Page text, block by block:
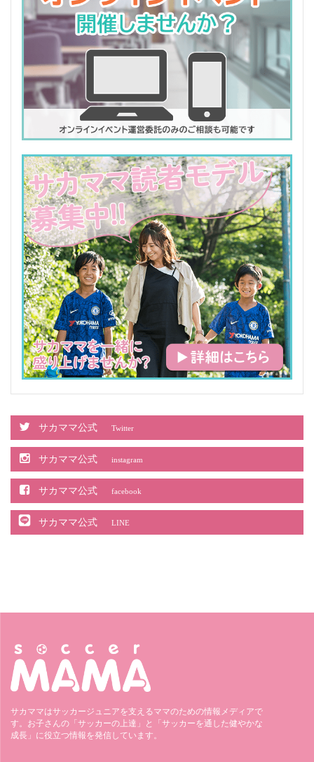
サカママ公式 Twitter
サカママ公式 instagram
サカママ公式 facebook
サカママ公式 LINE
サカママはサッカージュニアを支えるママのための情報メディアで
す。お子さんの「サッカーの上達」と「サッカーを通した健やかな
成長」に役立つ情報を発信しています。